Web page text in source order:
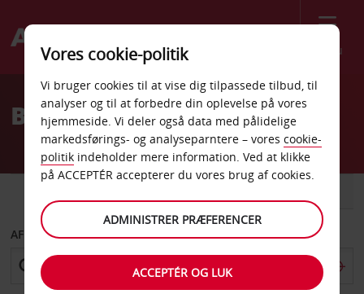
Menu
Welcome
AvisBilleje Muscle Shoals
AFHENT FRA
Vores cookie-politik
Vi bruger cookies til at vise dig tilpassede tilbud, til
analyser og til at forbedre din oplevelse på vores
hjemmeside. Vi deler også data med pålidelige
markedsførings- og analyseparntere – vores cookie-
politik indeholder mere information. Ved at klikke
på ACCEPTÉR accepterer du vores brug af cookies.
ADMINISTRER PRÆFERENCER
ACCEPTÉR OG LUK